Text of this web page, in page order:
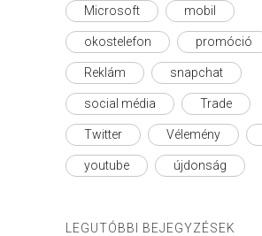
Microsoft mobil
okostelefon promóció
Reklám snapchat
social média Trade
Twitter Vélemény
youtube újdonság
LEGUTÓBBI BEJEGYZÉSEK